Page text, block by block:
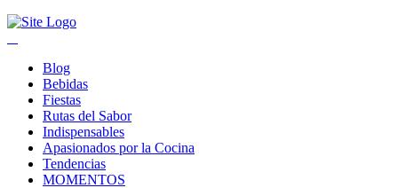
Blog
Bebidas
Fiestas
Rutas del Sabor
Indispensables
Apasionados por la Cocina
Tendencias
MOMENTOS